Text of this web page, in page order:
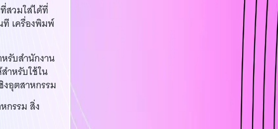
สวมใส่ได้ที่
เครื่องพิมพ์
รับสำนักงาน
ำหรับใช้ใน
อุตสาหกรรม
กรรม สิ่ง